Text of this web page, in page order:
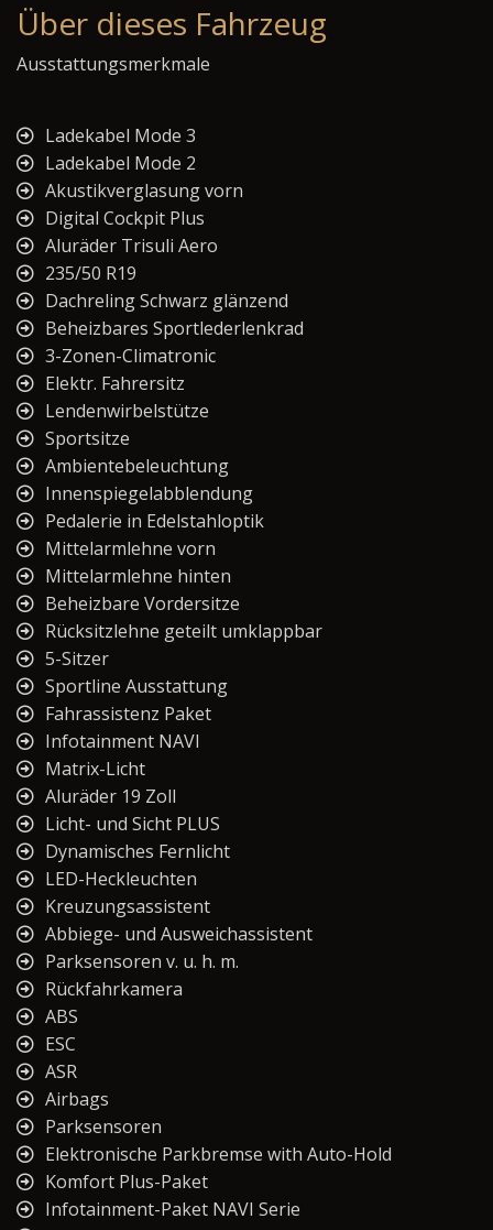
Über dieses Fahrzeug
Ausstattungsmerkmale
Ladekabel Mode 3
Ladekabel Mode 2
Akustikverglasung vorn
Digital Cockpit Plus
Aluräder Trisuli Aero
235/50 R19
Dachreling Schwarz glänzend
Beheizbares Sportlederlenkrad
3-Zonen-Climatronic
Elektr. Fahrersitz
Lendenwirbelstütze
Sportsitze
Ambientebeleuchtung
Innenspiegelabblendung
Pedalerie in Edelstahloptik
Mittelarmlehne vorn
Mittelarmlehne hinten
Beheizbare Vordersitze
Rücksitzlehne geteilt umklappbar
5-Sitzer
Sportline Ausstattung
Fahrassistenz Paket
Infotainment NAVI
Matrix-Licht
Aluräder 19 Zoll
Licht- und Sicht PLUS
Dynamisches Fernlicht
LED-Heckleuchten
Kreuzungsassistent
Abbiege- und Ausweichassistent
Parksensoren v. u. h. m.
Rückfahrkamera
ABS
ESC
ASR
Airbags
Parksensoren
Elektronische Parkbremse with Auto-Hold
Komfort Plus-Paket
Infotainment-Paket NAVI Serie